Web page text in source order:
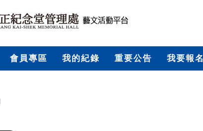
會員專區 我的紀錄 重要公告 我要報名